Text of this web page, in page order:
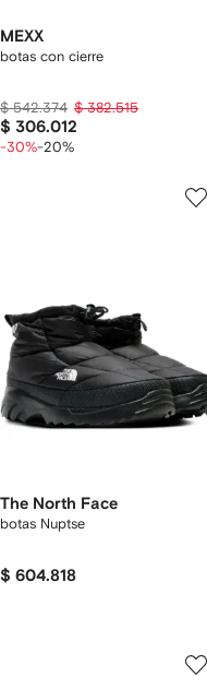
MEXX
botas con cierre
$ 542.374 $ 382.515
$ 306.012
-30%-20%
The North Face
botas Nuptse
$ 604.818